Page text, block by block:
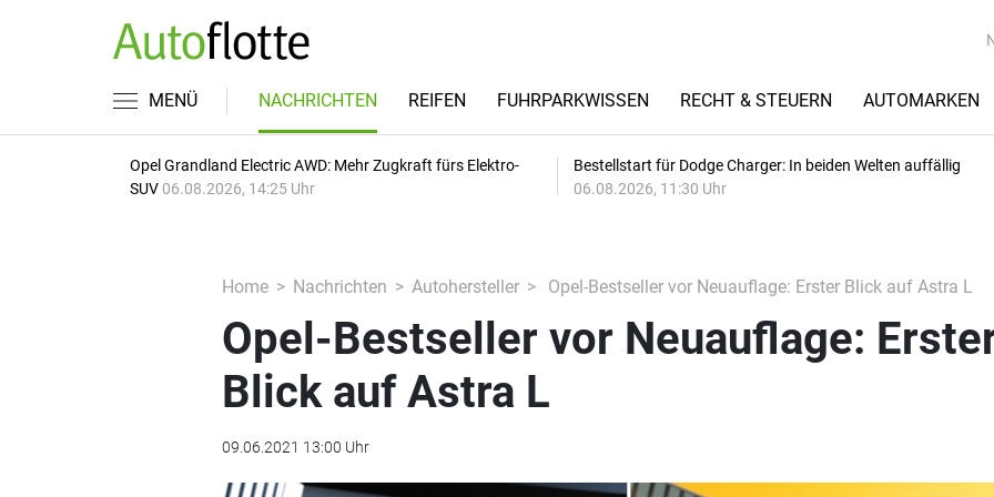
MENÜ NACHRICHTEN REIFEN FUHRPARKWISSEN RECHT & STEUERN AUTOMARKEN
Opel Grandland Electric AWD: Mehr Zugkraft fürs Elektro-
SUV 06.08.2026, 14:25 Uhr
Bestellstart für Dodge Charger: In beiden Welten auffällig
06.08.2026, 11:30 Uhr
Home Nachrichten Autohersteller Opel-Bestseller vor Neuauflage: Erster Blick auf Astra L
Opel-Bestseller vor Neuauflage:
Blick auf Astra L
09.06.2021 13:00 Uhr